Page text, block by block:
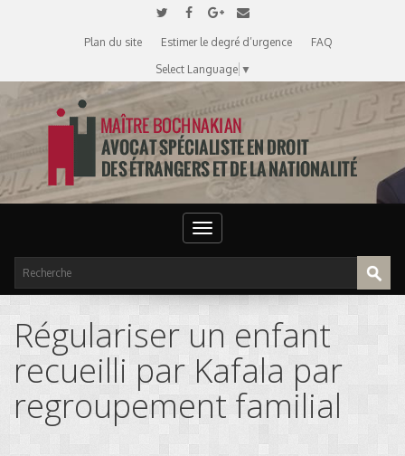
Plan du site Estimer le degré d’urgence
FAQ
Select Language ▼
Toggle
navigation
Régulariser un enfant
recueilli par Kafala par
regroupement familial